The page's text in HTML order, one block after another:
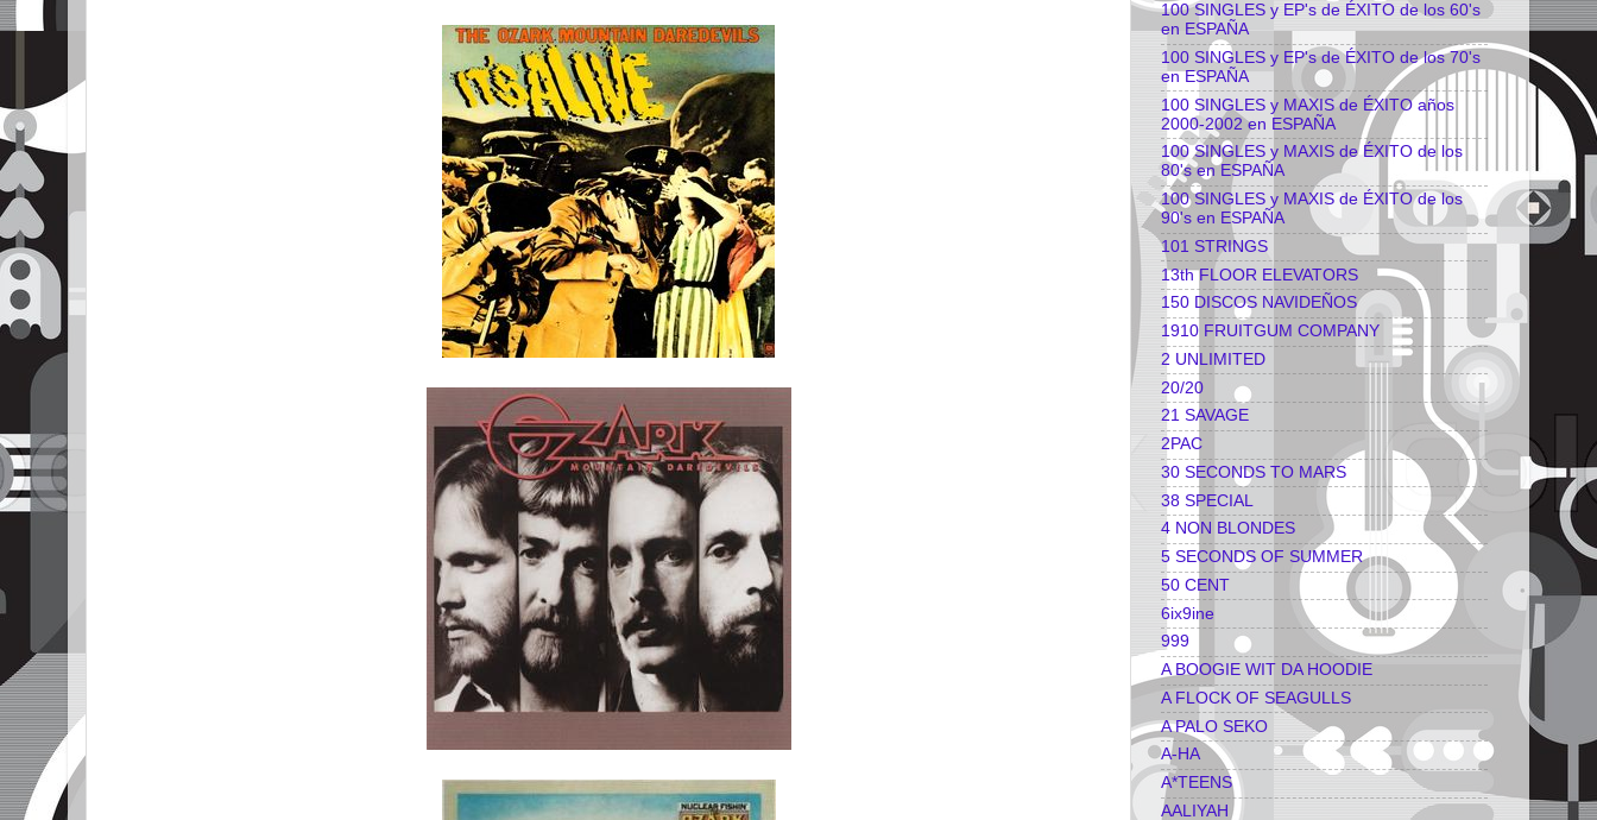
100 SINGLES y EP's de ÉXITO de los 60's
en ESPAÑA
100 SINGLES y EP's de ÉXITO de los 70's
en ESPAÑA
100 SINGLES y MAXIS de ÉXITO años
2000-2002 en ESPAÑA
100 SINGLES y MAXIS de ÉXITO de los
80's en ESPAÑA
100 SINGLES y MAXIS de ÉXITO de los
90's en ESPAÑA
101 STRINGS
13th FLOOR ELEVATORS
150 DISCOS NAVIDEÑOS
1910 FRUITGUM COMPANY
2 UNLIMITED
20/20
21 SAVAGE
2PAC
30 SECONDS TO MARS
38 SPECIAL
4 NON BLONDES
5 SECONDS OF SUMMER
50 CENT
6ix9ine
999
A BOOGIE WIT DA HOODIE
A FLOCK OF SEAGULLS
A PALO SEKO
A-HA
A*TEENS
AALIYAH